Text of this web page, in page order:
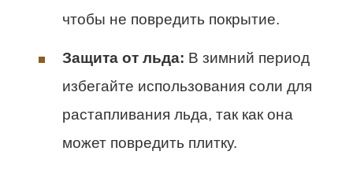
чтобы не повредить покрытие.
Защита от льда: В зимний период
избегайте использования соли для
растапливания льда, так как она
может повредить плитку.